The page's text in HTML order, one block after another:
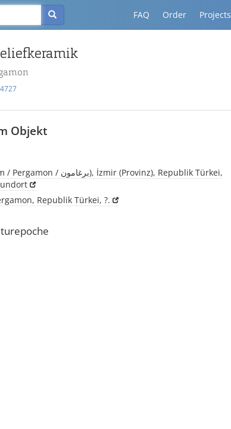
FAQ Order Projects
Objekt
Pergamon, (Pergamum / Pergamon / برغامون), İzmir (Provinz), Republik Türkei,
Republik Türkei, ?.